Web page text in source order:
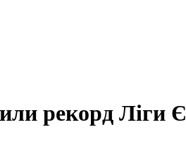
рекорд Ліги